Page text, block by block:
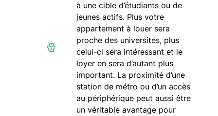
à une cible d’étudiants ou de
jeunes actifs. Plus votre
appartement à louer sera
proche des universités, plus
celui-ci sera intéressant et le
loyer en sera d’autant plus
important. La proximité d’une
station de métro ou d’un accès
au périphérique peut aussi être
un véritable avantage pour